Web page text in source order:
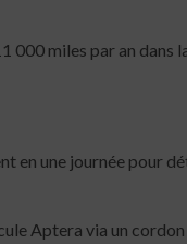
000 miles par an dans
en une journée pour
Aptera via un cordon